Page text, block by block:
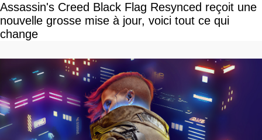
Assassin's Creed Black Flag Resynced reçoit une
nouvelle grosse mise à jour, voici tout ce qui
change